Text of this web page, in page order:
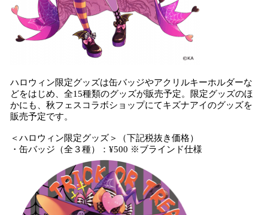
ハロウィン限定グッズは缶バッジやアクリルキーホルダーな
どをはじめ、全15種類のグッズが販売予定。限定グッズのほ
かにも、秋フェスコラボショップにてキズナアイのグッズを
販売予定です。
＜ハロウィン限定グッズ＞（下記税抜き価格）
・缶バッジ（全３種）：¥500 ※ブラインド仕様